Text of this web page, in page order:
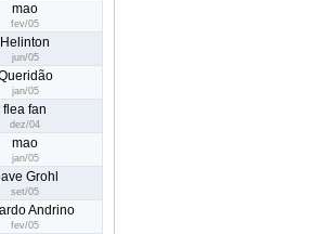
mao
fev/05
Helinton
jun/05
jan/05
flea fan
dez/04
mao
jan/05
Grohl
set/05
Andrino
fev/05